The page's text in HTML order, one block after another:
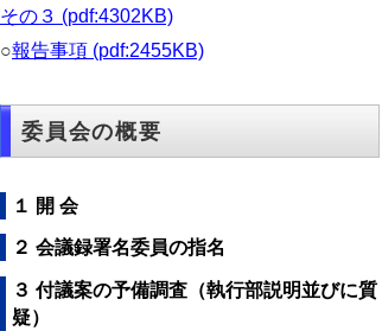
その３ (pdf:4302KB)
○報告事項 (pdf:2455KB)
委員会の概要
１ 開 会
２ 会議録署名委員の指名
３ 付議案の予備調査（執行部説明並びに質
疑）